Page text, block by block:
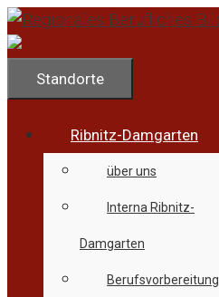
Zum
Inhalt
springenStandorte
Ribnitz-Damgarten
über uns
Interna Ribnitz-
Damgarten
Berufsvorbereitung